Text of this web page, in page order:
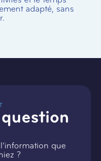
adapté, sans
que
?